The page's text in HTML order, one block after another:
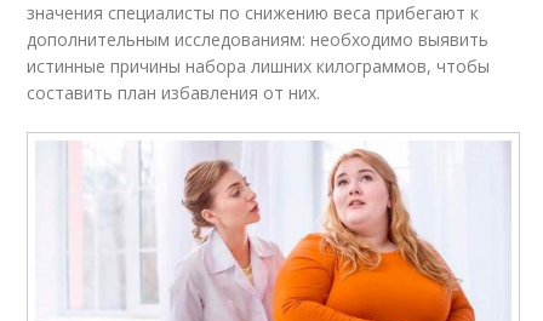
значения специалисты по снижению веса прибегают к
дополнительным исследованиям: необходимо выявить
истинные причины набора лишних килограммов, чтобы
составить план избавления от них.